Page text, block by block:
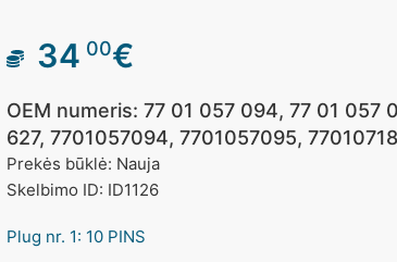
34 00€
OEM numeris: 77 01 057 094, 77 01 057
627, 7701057094, 7701057095,
Prekės būklė: Nauja
Skelbimo ID: ID1126
Plug nr. 1: 10 PINS